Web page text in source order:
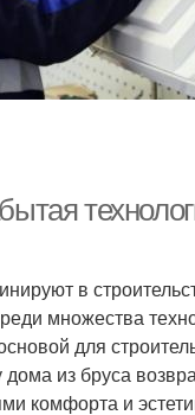
в
множества
для
из бруса
комфорта и